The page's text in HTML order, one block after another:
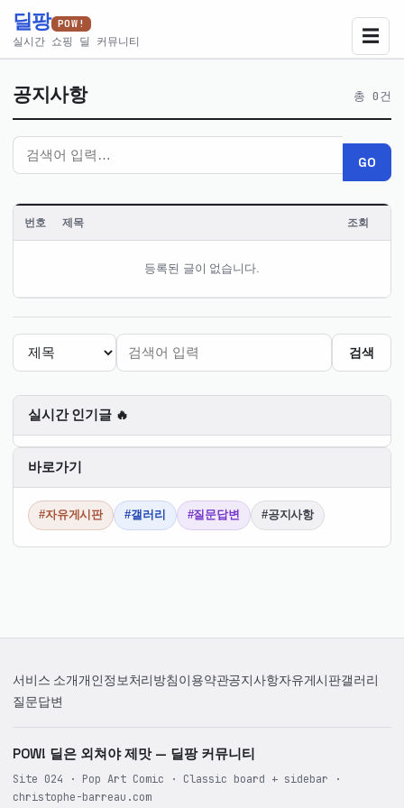
딜팡 POW!
실시간 쇼핑 딜 커뮤니티 ☰
공지사항 총 0건
GO
—
번호 제목 조회
등록된 글이 없습니다.
검색
실시간 인기글 🔥
바로가기
#자유게시판 #갤러리 #질문답변 #공지사항
서비스 소개개인정보처리방침 이용약관공지사항자유게시판갤러리
질문답변
POW! 딜은 외쳐야 제맛 — 딜팡 커뮤니티
Site 024 · Pop Art Comic · Classic board + sidebar ·
christophe-barreau.com